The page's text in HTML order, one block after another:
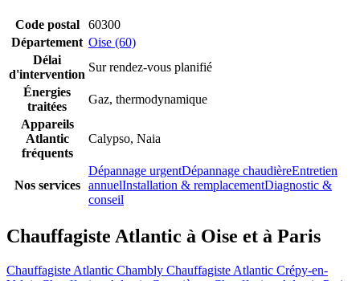
Code postal
60300
Département Oise (60)
Délai
d'intervention
Sur rendez-vous planifié
Énergies
traitées
Gaz, thermodynamique
Appareils
Atlantic
fréquents
Calypso, Naia
Nos services
Dépannage urgentDépannage chaudièreEntretien
annuelInstallation & remplacementDiagnostic &
conseil
Chauffagiste Atlantic à Oise et à Paris
Chauffagiste Atlantic Chambly Chauffagiste Atlantic Crépy-en-